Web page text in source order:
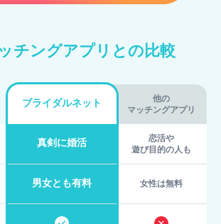
チングアプリとの比較
ブライダルネット
真剣に婚活
男女とも有料
他の
マッチングアプリ
恋活や
遊び目的の人も
女性は無料